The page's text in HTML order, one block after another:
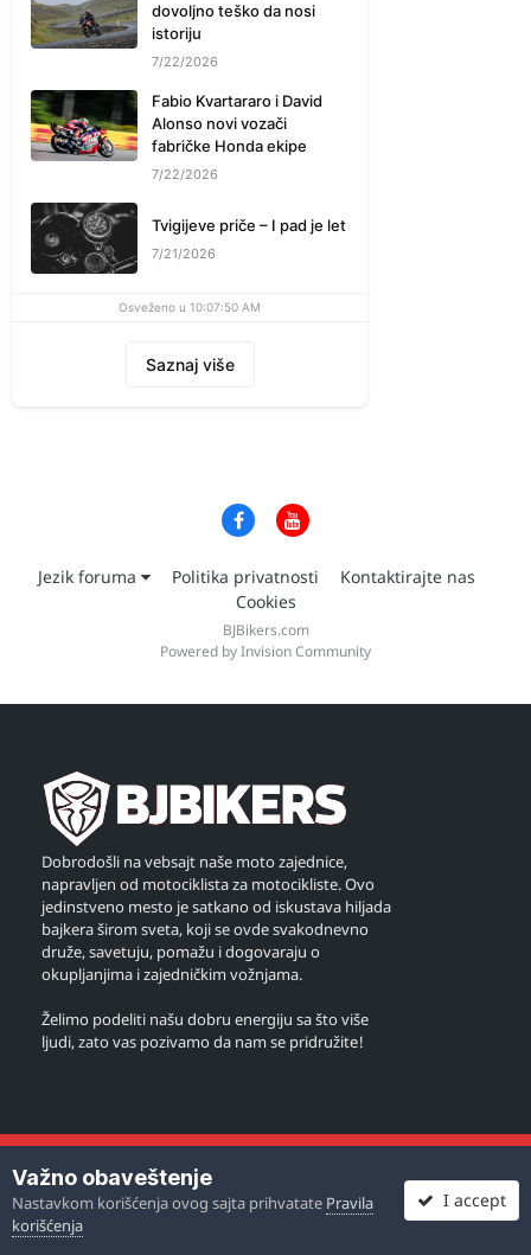
dovoljno teško da nosi
istoriju
7/22/2026
Fabio Kvartararo i David
Alonso novi vozači
fabričke Honda ekipe
7/22/2026
Tvigijeve priče – I pad je let
7/21/2026
Osveženo u 10:07:50 AM
Saznaj više
Jezik foruma Politika privatnosti
Kontaktirajte nas
Cookies
BJBikers.com
Powered by Invision Community
Dobrodošli na vebsajt naše moto zajednice,
napravljen od motociklista za motocikliste. Ovo
jedinstveno mesto je satkano od iskustava hiljada
bajkera širom sveta, koji se ovde svakodnevno
druže, savetuju, pomažu i dogovaraju o
okupljanjima i zajedničkim vožnjama.
Želimo podeliti našu dobru energiju sa što više
ljudi, zato vas pozivamo da nam se pridružite!
Važno obaveštenje
Nastavkom korišćenja ovog sajta prihvatate Pravila
korišćenja
I accept